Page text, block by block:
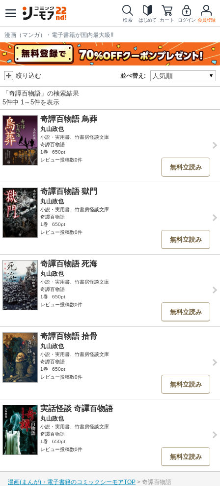
検索 はじめて カート ログイン 会員登録
漫画（マンガ）・電子書籍が国内最大級!!
並べ替え:
絞り込む
「奇譚百物語」の検索結果
5件中 1～5件を表示
奇譚百物語 鳥葬
丸山政也
小説・実用書、竹書房怪談文庫
奇譚百物語
1巻
650pt
レビュー投稿数0件
無料立読み
奇譚百物語 獄門
丸山政也
小説・実用書、竹書房怪談文庫
奇譚百物語
1巻
650pt
レビュー投稿数0件
無料立読み
奇譚百物語 死海
丸山政也
小説・実用書、竹書房怪談文庫
奇譚百物語
1巻
650pt
レビュー投稿数0件
無料立読み
奇譚百物語 拾骨
丸山政也
小説・実用書、竹書房怪談文庫
奇譚百物語
1巻
650pt
レビュー投稿数0件
無料立読み
実話怪談 奇譚百物語
丸山政也
小説・実用書、竹書房怪談文庫
奇譚百物語
1巻
650pt
レビュー投稿数0件
無料立読み
漫画(まんが)・電子書籍のコミックシーモアTOP 奇譚百物語